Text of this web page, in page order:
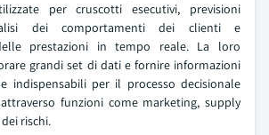
per cruscotti esecutivi, previsioni
dei comportamenti dei clienti e
prestazioni in tempo reale. La loro
grandi set di dati e fornire informazioni
indispensabili per il processo decisionale
funzioni come marketing, supply
rischi.